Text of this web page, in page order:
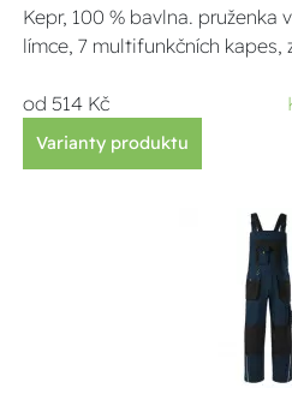
Kepr, 100 % bavlna. pruženka
límce, 7 multifunkčních kapes,
od 514 Kč
Varianty produktu